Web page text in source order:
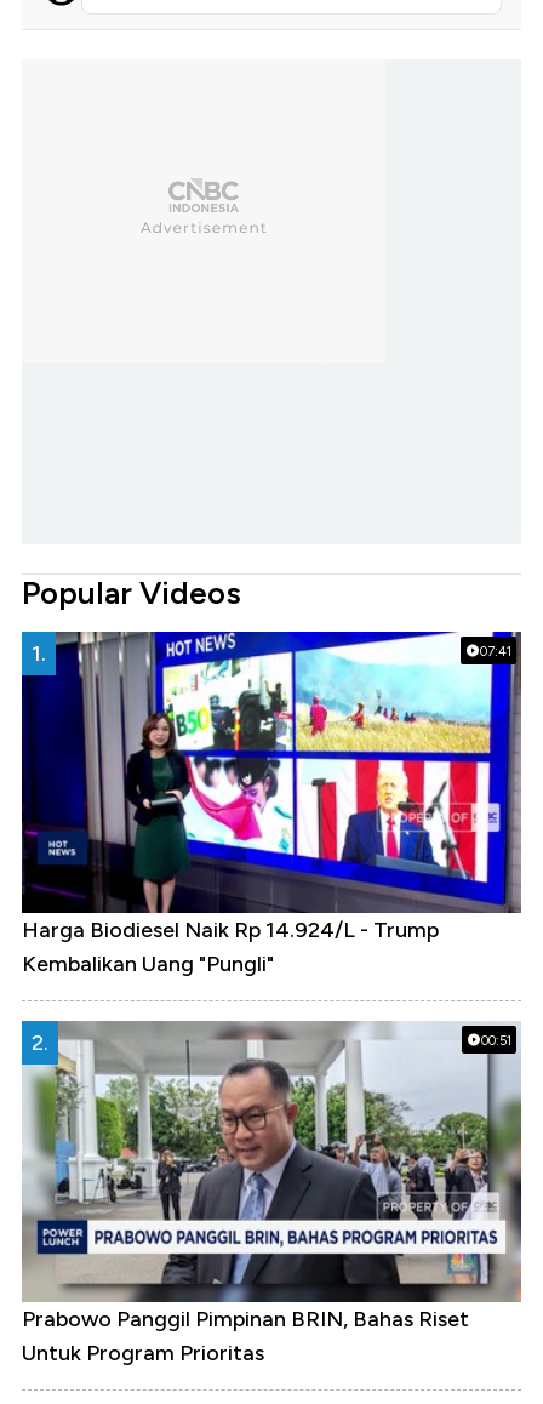
Popular Videos
07:41
1.
Harga Biodiesel Naik Rp 14.924/L - Trump
Kembalikan Uang "Pungli"
00:51
2.
Prabowo Panggil Pimpinan BRIN, Bahas Riset
Untuk Program Prioritas